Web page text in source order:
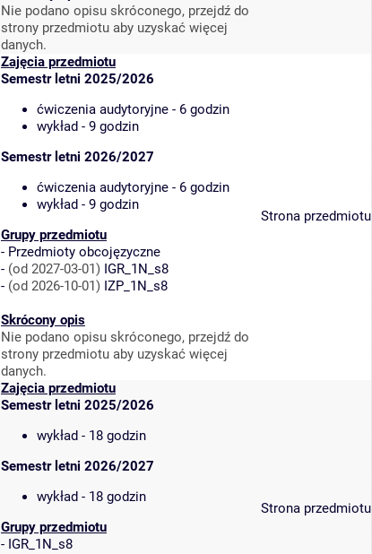
Nie podano opisu skróconego, przejdź do
strony przedmiotu aby uzyskać więcej
danych.
Zajęcia przedmiotu
Semestr letni 2025/2026
ćwiczenia audytoryjne - 6 godzin
wykład - 9 godzin
Semestr letni 2026/2027
ćwiczenia audytoryjne - 6 godzin
wykład - 9 godzin
Grupy przedmiotu
- Przedmioty obcojęzyczne
- (od 2027-03-01) IGR_1N_s8
- (od 2026-10-01) IZP_1N_s8
Skrócony opis
Nie podano opisu skróconego, przejdź do
strony przedmiotu aby uzyskać więcej
danych.
Strona przedmiotu
Zajęcia przedmiotu
Semestr letni 2025/2026
wykład - 18 godzin
Semestr letni 2026/2027
wykład - 18 godzin
Grupy przedmiotu
- IGR_1N_s8
Strona przedmiotu